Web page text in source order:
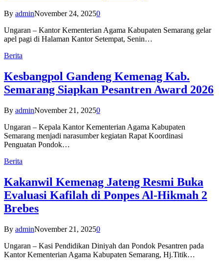
By adminNovember 24, 20250
Ungaran – Kantor Kementerian Agama Kabupaten Semarang gelar
apel pagi di Halaman Kantor Setempat, Senin…
Berita
Kesbangpol Gandeng Kemenag Kab.
Semarang Siapkan Pesantren Award 2026
By adminNovember 21, 20250
Ungaran – Kepala Kantor Kementerian Agama Kabupaten
Semarang menjadi narasumber kegiatan Rapat Koordinasi
Penguatan Pondok…
Berita
Kakanwil Kemenag Jateng Resmi Buka
Evaluasi Kafilah di Ponpes Al-Hikmah 2
Brebes
By adminNovember 21, 20250
Ungaran – Kasi Pendidikan Diniyah dan Pondok Pesantren pada
Kantor Kementerian Agama Kabupaten Semarang, Hj.Titik…